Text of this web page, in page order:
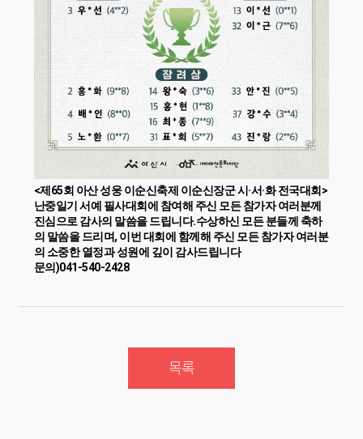
<제65회 아산 성웅 이순신축제 이순신장군 시·서·화 전국대회>
난중일기 서예 필사대회에 참여해 주신 모든 참가자 여러분께
진심으로 감사의 말씀을 드립니다.수상하신 모든 분들께 축하
의 말씀을 드리며, 이번 대회에 함께해 주신 모든 참가자 여러분
의 소중한 열정과 성원에 깊이 감사드립니다
문의)041-540-2428
목록